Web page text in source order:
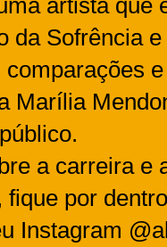
da Sofrência
Marília
a carreira e
por
Instagram